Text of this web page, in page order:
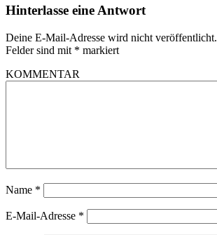
Hinterlasse eine Antwort
Deine E-Mail-Adresse wird nicht veröffentlicht.
Felder sind mit * markiert
KOMMENTAR
Name *
E-Mail-Adresse *